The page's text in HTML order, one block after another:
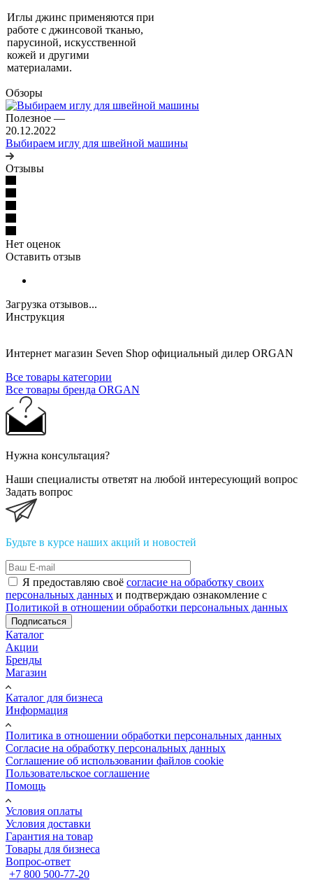
Иглы джинс применяются при
работе с джинсовой тканью,
парусиной, искусственной
кожей и другими
материалами.
Обзоры
Полезное —
20.12.2022
Выбираем иглу для швейной машины
Отзывы
Нет оценок
Оставить отзыв
Загрузка отзывов...
Инструкция
Интернет магазин Seven Shop официальный дилер ORGAN
Все товары категории
Все товары бренда ORGAN
Нужна консультация?
Наши специалисты ответят на любой интересующий вопрос
Задать вопрос
Будьте в курсе наших акций и новостей
Я предоставляю своё согласие на обработку своих
персональных данных и подтверждаю ознакомление с
Политикой в отношении обработки персональных данных
Подписаться
Каталог
Акции
Бренды
Магазин
Каталог для бизнеса
Информация
Политика в отношении обработки персональных данных
Cогласие на обработку персональных данных
Cоглашение об использовании файлов cookie
Пользовательское соглашение
Помощь
Условия оплаты
Условия доставки
Гарантия на товар
Товары для бизнеса
Вопрос-ответ
+7 800 500-77-20